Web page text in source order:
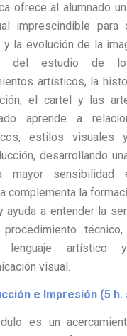
ofrece al alumnado
imprescindible para
y la evolución de la
del estudio de
artísticos, la
el cartel y las
aprende a
estilos visuales
desarrollando
mayor sensibilidad
complementa la
ayuda a entender la
lenguaje artístico
visual.
e Impresión (5
es un